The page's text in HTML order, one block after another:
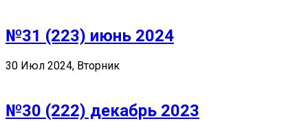
№31 (223) июнь 2024
30 Июл 2024, Вторник
№30 (222) декабрь 2023